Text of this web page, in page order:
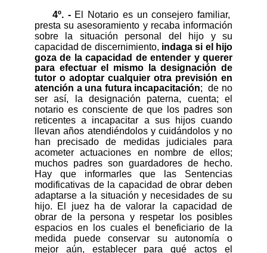
4º. - El Notario es un consejero familiar,
presta su asesoramiento y recaba información
sobre la situación personal del hijo y su
capacidad de discernimiento, indaga si el hijo
goza de la capacidad de entender y querer
para efectuar el mismo la designación de
tutor o adoptar cualquier otra previsión en
atención a una futura incapacitación;
de no
ser así, la designación paterna, cuenta; el
notario es consciente de que los padres son
reticentes a incapacitar a sus hijos cuando
llevan años atendiéndolos y cuidándolos y no
han precisado de medidas judiciales para
acometer actuaciones en nombre de ellos;
muchos padres son guardadores de hecho.
Hay que informarles que las Sentencias
modificativas de la capacidad de obrar deben
adaptarse a la situación y necesidades de su
hijo. El juez ha de valorar la capacidad de
obrar de la persona y respetar los posibles
espacios en los cuales el beneficiario de la
medida puede conservar su autonomía o
mejor aún, establecer para qué actos el